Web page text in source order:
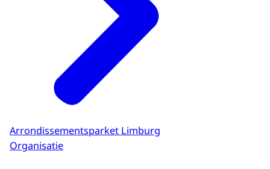
Arrondissementsparket Limburg
Organisatie